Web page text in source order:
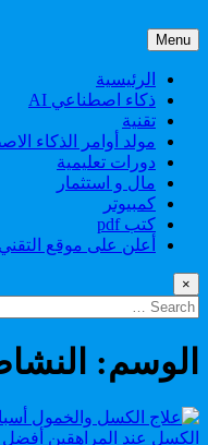
Menu
الرئيسية
ذكاء اصطناعي AI
تقنية
مولد أوامر الذكاء
دورات تعليمية
مال و استثمار
كمبيوتر
كتب pdf
أعلن على موقع التقني
×
Search
for:
الوسم: